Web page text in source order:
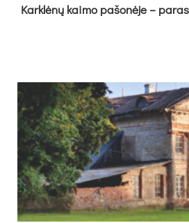
Kark­lė­nų kai­mo pa­šo­nė­je –